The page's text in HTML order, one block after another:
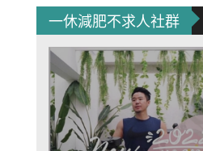
一休減肥不求人社群